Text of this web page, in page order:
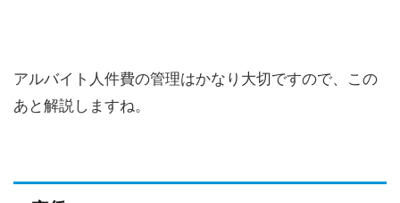
アルバイト人件費の管理はかなり大切ですので、この
あと解説しますね。